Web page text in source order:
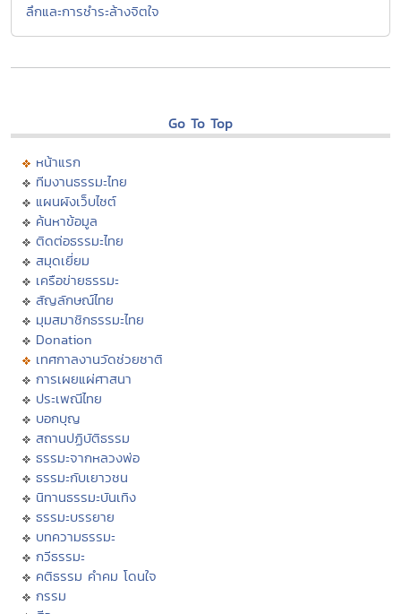
ลึกและการชำระล้างจิตใจ
Go To Top
หน้าแรก
ทีมงานธรรมะไทย
แผนผังเว็บไซต์
ค้นหาข้อมูล
ติดต่อธรรมะไทย
สมุดเยี่ยม
เครือข่ายธรรมะ
สัญลักษณ์ไทย
มุมสมาชิกธรรมะไทย
Donation
เทศกาลงานวัดช่วยชาติ
การเผยแผ่ศาสนา
ประเพณีไทย
บอกบุญ
สถานปฏิบัติธรรม
ธรรมะจากหลวงพ่อ
ธรรมะกับเยาวชน
นิทานธรรมะบันเทิง
ธรรมะบรรยาย
บทความธรรมะ
กวีธรรมะ
คติธรรม คำคม โดนใจ
กรรม